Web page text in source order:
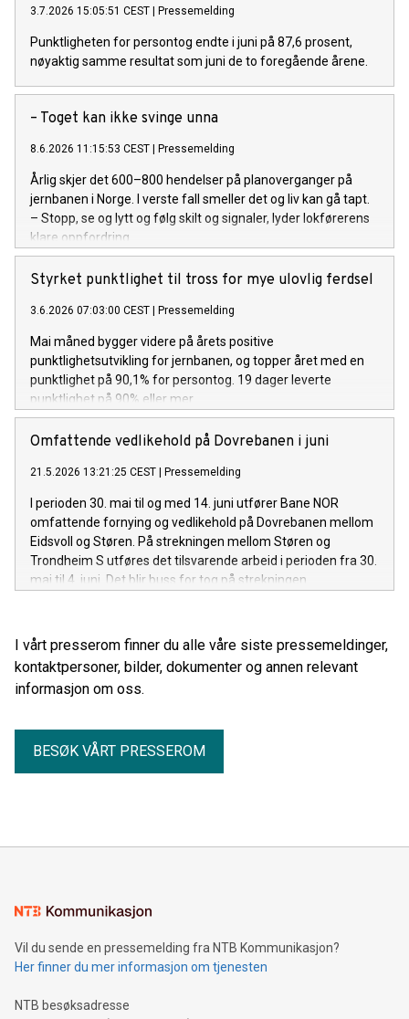
3.7.2026 15:05:51 CEST Pressemelding
Punktligheten for persontog endte i juni på 87,6 prosent,
nøyaktig samme resultat som juni de to foregående årene.
– Toget kan ikke svinge unna
8.6.2026 11:15:53 CEST Pressemelding
Årlig skjer det 600–800 hendelser på planoverganger på
jernbanen i Norge. I verste fall smeller det og liv kan gå tapt.
– Stopp, se og lytt og følg skilt og signaler, lyder lokførerens
klare oppfordring.
Styrket punktlighet til tross for mye ulovlig ferdsel
3.6.2026 07:03:00 CEST Pressemelding
Mai måned bygger videre på årets positive
punktlighetsutvikling for jernbanen, og topper året med en
punktlighet på 90,1% for persontog. 19 dager leverte
punktlighet på 90% eller mer.
Omfattende vedlikehold på Dovrebanen i juni
21.5.2026 13:21:25 CEST Pressemelding
I perioden 30. mai til og med 14. juni utfører Bane NOR
omfattende fornying og vedlikehold på Dovrebanen mellom
Eidsvoll og Støren. På strekningen mellom Støren og
Trondheim S utføres det tilsvarende arbeid i perioden fra 30.
mai til 4. juni. Det blir buss for tog på strekningen.
I vårt presserom finner du alle våre siste pressemeldinger,
kontaktpersoner, bilder, dokumenter og annen relevant
informasjon om oss.
BESØK VÅRT PRESSEROM
Vil du sende en pressemelding fra NTB Kommunikasjon?
Her finner du mer informasjon om tjenesten
NTB besøksadresse